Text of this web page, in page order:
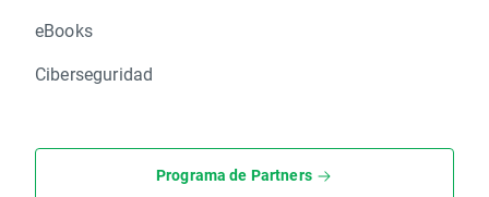
eBooks
Ciberseguridad
Programa de Partners